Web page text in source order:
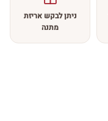
ניתן לבקש אריזת
מתנה